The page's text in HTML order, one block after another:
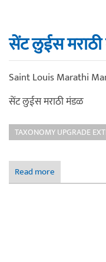
सेंट लुईस
Saint Louis Marathi
सेंट लुईस मराठी मंडळ
TAXONOMY UPGRADE
Read more